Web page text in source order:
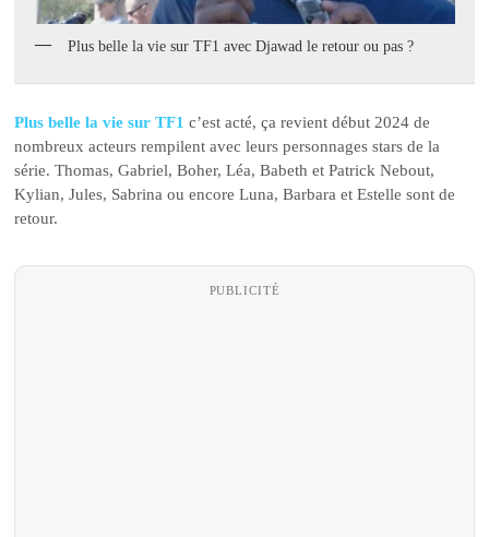
Plus belle la vie sur TF1 avec Djawad le retour ou pas ?
Plus belle la vie sur TF1 c’est acté, ça revient début 2024 de
nombreux acteurs rempilent avec leurs personnages stars de la
série. Thomas, Gabriel, Boher, Léa, Babeth et Patrick Nebout,
Kylian, Jules, Sabrina ou encore Luna, Barbara et Estelle sont de
retour.
PUBLICITÉ